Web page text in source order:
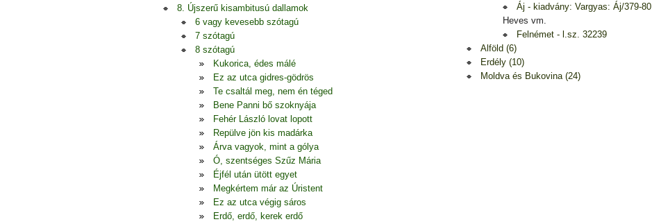
8. Újszerű kisambitusú dallamok
6 vagy kevesebb szótagú
7 szótagú
8 szótagú
Kukorica, édes málé
Ez az utca gidres-gödrös
Te csaltál meg, nem én téged
Bene Panni bő szoknyája
Fehér László lovat lopott
Repülve jön kis madárka
Árva vagyok, mint a gólya
Ó, szentséges Szűz Mária
Éjfél után ütött egyet
Megkértem már az Úristent
Ez az utca végig sáros
Erdő, erdő, kerek erdő
Áj - kiadvány: Vargyas: Áj/379-80
Heves vm.
Felnémet - l.sz. 32239
Alföld (6)
Erdély (10)
Moldva és Bukovina (24)